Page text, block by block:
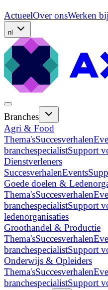
ActueelOver onsWerken bij
nl
Branches
Agri & Food
Thema'sSuccesverhalen
branchespecialistSupport
Dienstverleners
SuccesverhalenEvents
Goede doelen &
Thema'sSuccesverhalen
branchespecialistSupport
ledenorganisaties
Groothandel & Productie
Thema'sSuccesverhalen
branchespecialistSupport
Onderwijs & Opleiders
Thema'sSuccesverhalen
branchespecialistSupport